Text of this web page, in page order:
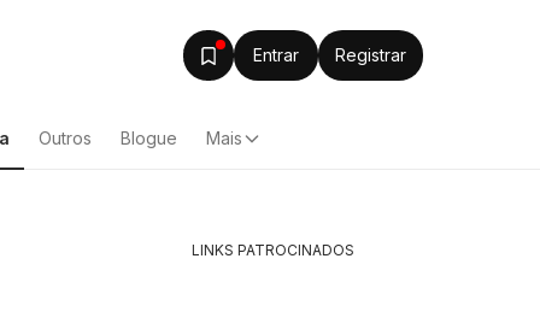
Entrar Registrar
Outros Blogue Mais
LINKS PATROCINADOS